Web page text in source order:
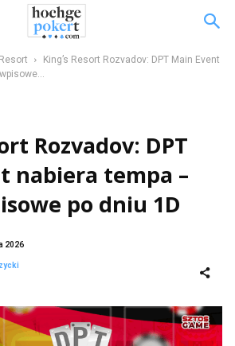
King’s Resort Rozvadov: DPT Main Event
Rozvadov: DPT
nabiera tempa –
po dniu 1D
2026